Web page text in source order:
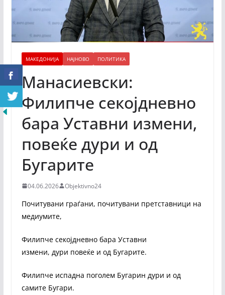
МАКЕДОНИЈА НАЈНОВО ПОЛИТИКА
Манасиевски:
Филипче секојдневно
бара Уставни измени,
повеќе дури и од
Бугарите
04.06.2026 Objektivno24
Почитувани граѓани, почитувани претставници на
медиумите,
Филипче секојдневно бара Уставни
измени, дури повеќе и од Бугарите.
Филипче испадна поголем Бугарин дури и од
самите Бугари.